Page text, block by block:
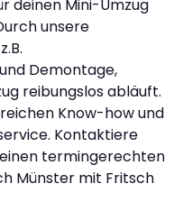
deinen Mini-Umzug
unsere
Demontage,
reibungslos abläuft.
Know-how und
Kontaktiere
termingerechten
Münster mit Fritsch